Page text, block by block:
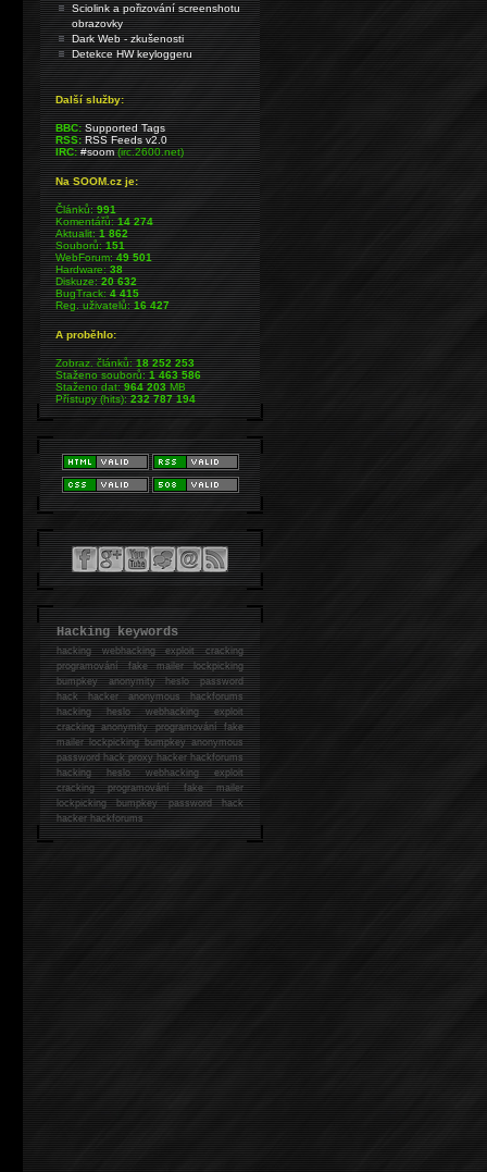
Sciolink a pořizování screenshotu
obrazovky
Dark Web - zkušenosti
Detekce HW keyloggeru
Další služby:
BBC: Supported Tags
RSS: RSS Feeds v2.0
IRC: #soom(irc.2600.net)
Na SOOM.cz je:
Článků:991
Komentářů:14 274
Aktualit:1 862
Souborů:151
WebForum:49 501
Hardware:38
Diskuze:20 632
BugTrack:4 415
Reg. uživatelů:16 427
A proběhlo:
Zobraz. článků:18 252 253
Staženo souborů:1 463 586
Staženo dat:964 203MB
Přístupy (hits):232 787 194
Hacking keywords
hackingwebhacking exploit cracking
programování fake mailer lockpicking
bumpkey anonymity heslo password
hackhacker anonymous hackforums
hackingheslo webhacking exploit
cracking anonymity programování fake
mailer lockpicking bumpkey anonymous
password hack proxy hacker hackforums
hacking heslo webhacking exploit
cracking programování fake mailer
lockpicking bumpkey password hack
hackerhackforums